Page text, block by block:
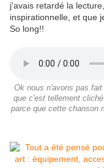
j'avais retardé la
inspirationnelle, et que
So long!!
Ok nous n'avons pas
que c'est tellement
parce que cette chanson